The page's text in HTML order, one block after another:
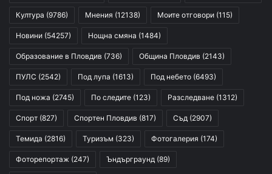
Култура (9786) Мнения (12138) Моите отговори (115)
Новини (54257) Нощна смяна (1484)
Образование в Пловдив (736) Община Пловдив (2143)
ПУЛС (2542) Под лупа (1613) Под небето (6493)
Под ножа (2745) По следите (123) Разследване (1312)
Спорт (827) Спортен Пловдив (817) Съд (2907)
Темида (2816) Туризъм (323) Фотогалерия (174)
Фоторепортаж (247) Ъндърграунд (89)